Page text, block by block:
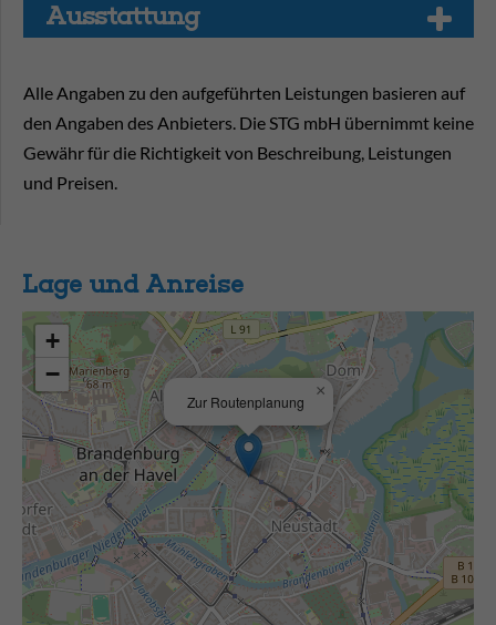
Aus­stat­tung
Alle Angaben zu den aufgeführten Leistungen basieren auf
den Angaben des Anbieters. Die STG mbH übernimmt keine
Gewähr für die Richtigkeit von Beschreibung, Leistungen
und Preisen.
Lage und Anreise
Zur Routenplanung
×
+
−